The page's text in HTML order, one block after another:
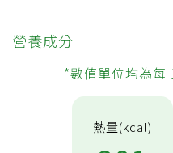
營養成分
*數值單位均為每
熱量(kcal)